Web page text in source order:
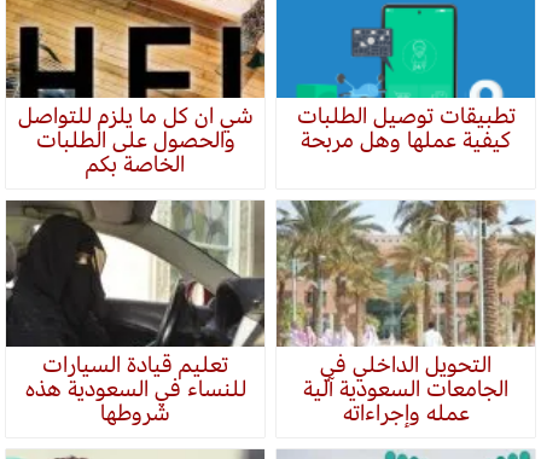
تطبيقات توصيل الطلبات
كيفية عملها وهل مربحة
شي ان كل ما يلزم للتواصل
والحصول على الطلبات
الخاصة بكم
التحويل الداخلي في
الجامعات السعودية آلية
عمله وإجراءاته
تعليم قيادة السيارات
للنساء في السعودية هذه
شروطها